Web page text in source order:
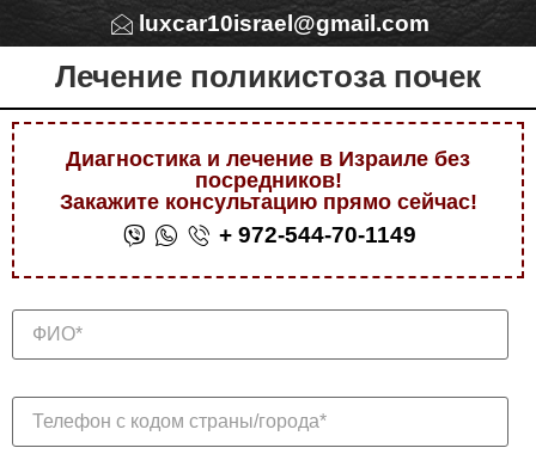
luxcar10israel@gmail.com
Лечение поликистоза почек
Диагностика и лечение в Израиле без
посредников!
Закажите консультацию прямо сейчас!
+ 972-544-70-1149